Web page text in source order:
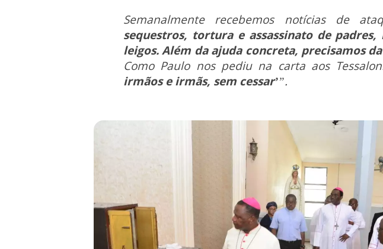
Semanalmente recebemos notícias de
sequestros, tortura e assassinato de
leigos. Além da ajuda concreta, precisamos
Como Paulo nos pediu na carta aos
irmãos e irmãs, sem cessar’”.